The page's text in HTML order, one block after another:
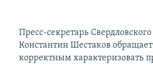
Пресс-секретарь
Константин Шестаков
корректным характеризовать